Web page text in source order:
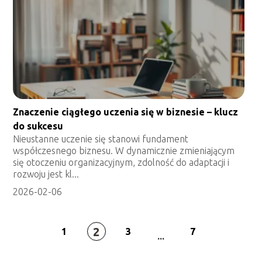
Znaczenie ciągłego uczenia się w biznesie – klucz
do sukcesu
Nieustanne uczenie się stanowi fundament
współczesnego biznesu. W dynamicznie zmieniającym
się otoczeniu organizacyjnym, zdolność do adaptacji i
rozwoju jest kl...
2026-02-06
1 2 3 ... 7